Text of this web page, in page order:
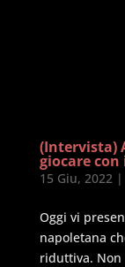
(Intervista)
giocare
15 Giu, 2022|
Oggi vi
napoletana
riduttiva. Non